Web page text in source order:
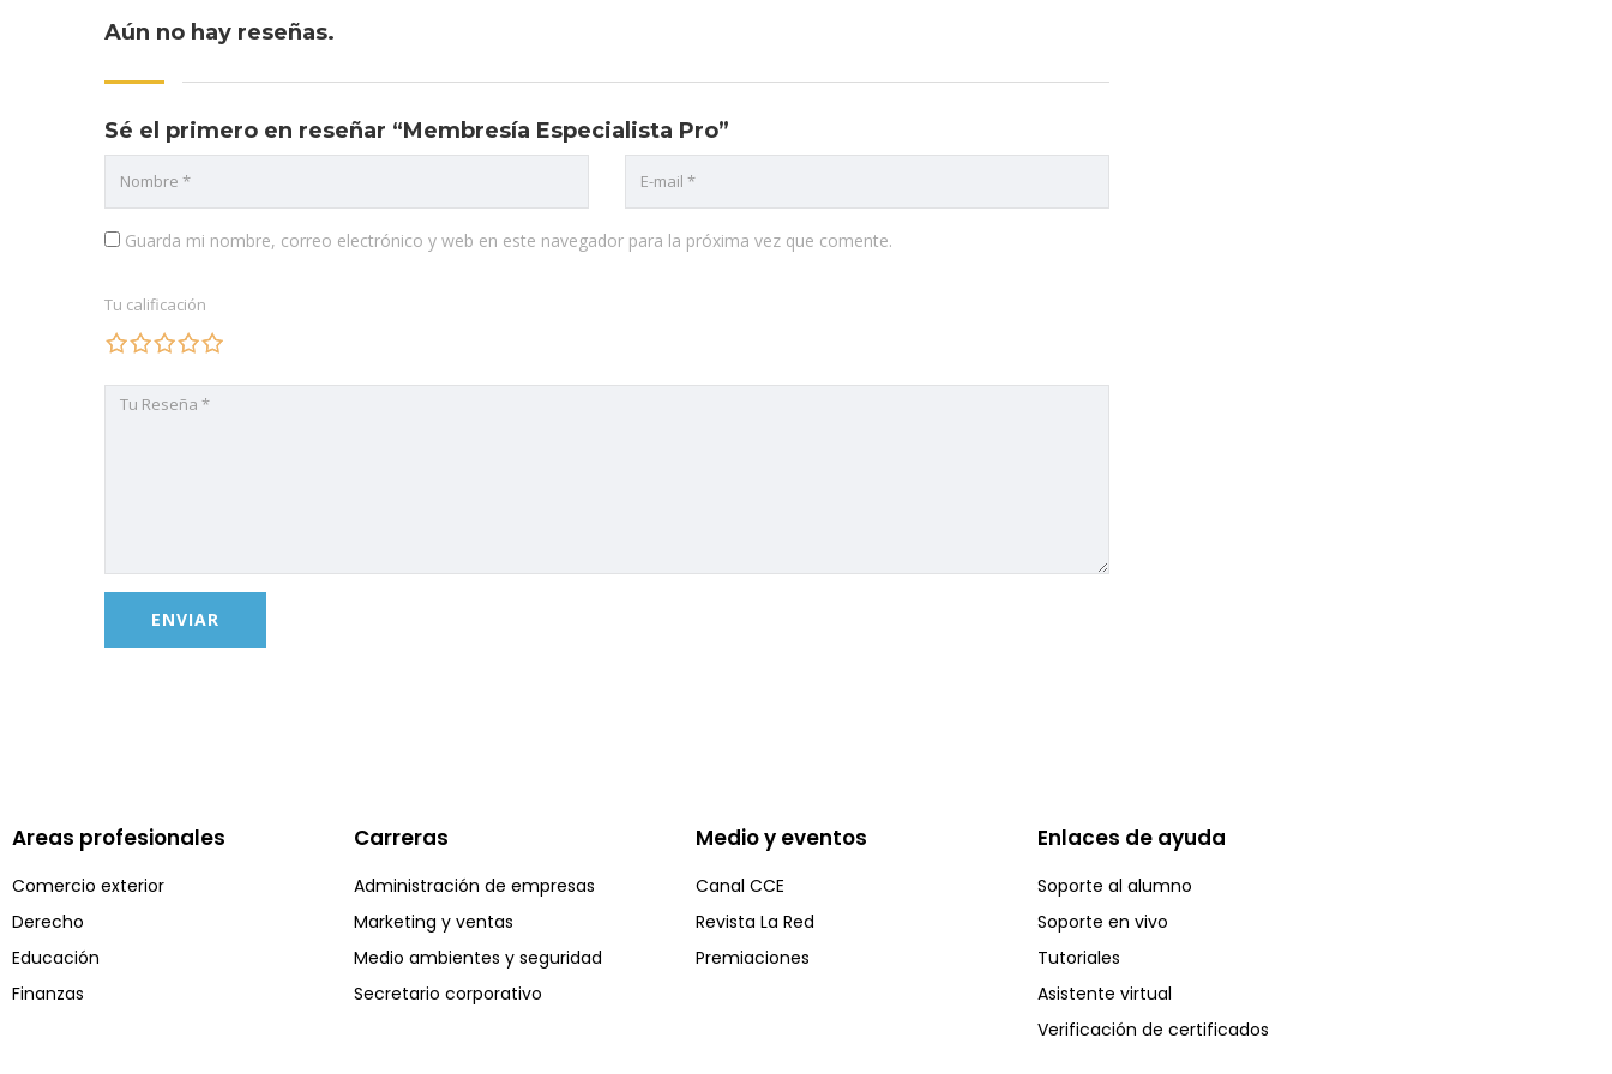
Aún no hay reseñas.
Sé el primero en reseñar “Membresía Especialista Pro”
Guarda mi nombre, correo electrónico y web en este navegador para la próxima vez que comente.
Tu calificación
Areas profesionales
Comercio exterior
Derecho
Educación
Finanzas
Carreras
Administración de empresas
Marketing y ventas
Medio ambientes y seguridad
Secretario corporativo
Medio y eventos
Canal CCE
Revista La Red
Premiaciones
Enlaces de ayuda
Soporte al alumno
Soporte en vivo
Tutoriales
Asistente virtual
Verificación de certificados